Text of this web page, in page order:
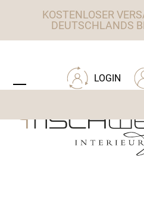
KOSTENLOSER
DEUTSCHLANDS
LOGIN
mobile
mobile